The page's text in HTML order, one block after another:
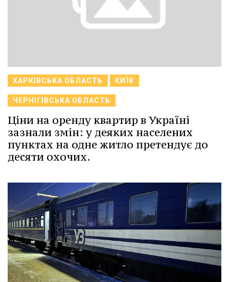
ХАРКІВСЬКА ОБЛАСТЬ КИЇВ
ЧЕРНІГІВСЬКА ОБЛАСТЬ
Ціни на оренду квартир в Україні
зазнали змін: у деяких населених
пунктах на одне житло претендує до
десяти охочих.